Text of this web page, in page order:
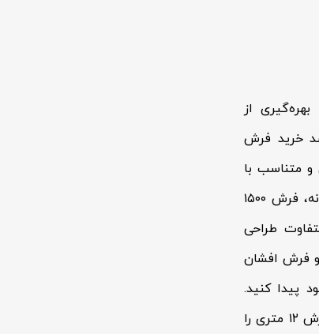
از
خرید فرش
و متناسب با
دکوراسیون منزل خود انتخاب کنید. مجموعه محصولات شامل فرش ۷۰۰ شانه، فرش ۱۲۰۰ شانه، فرش ۱۵۰۰
طراحی
و فرش افشان
پیدا کنید.
همچنین اگر به دنبال ابعاد مختلف هستید، می‌توانید انواع فرش ۶ متری، فرش ۹ متری و فرش ۱۲ متری را